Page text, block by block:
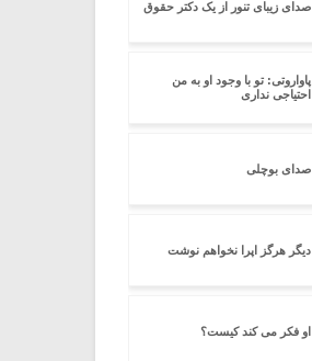
صدای زیبای تنور از یک دکتر حقوق
پاواروتی: تو با وجود او به من
احتیاجی نداری
صدای بوچلی
دیگر هرگز اپرا نخواهم نوشت
او فکر می کند کیست؟